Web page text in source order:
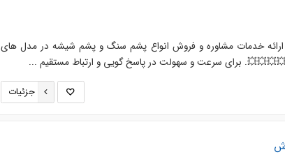
خدمات مشاوره و فروش انواع پشم سنگ و پشم شیشه در مدل های
برای سرعت و سهولت در پاسخ گویی و ارتباط مستقیم ...
جزئیات